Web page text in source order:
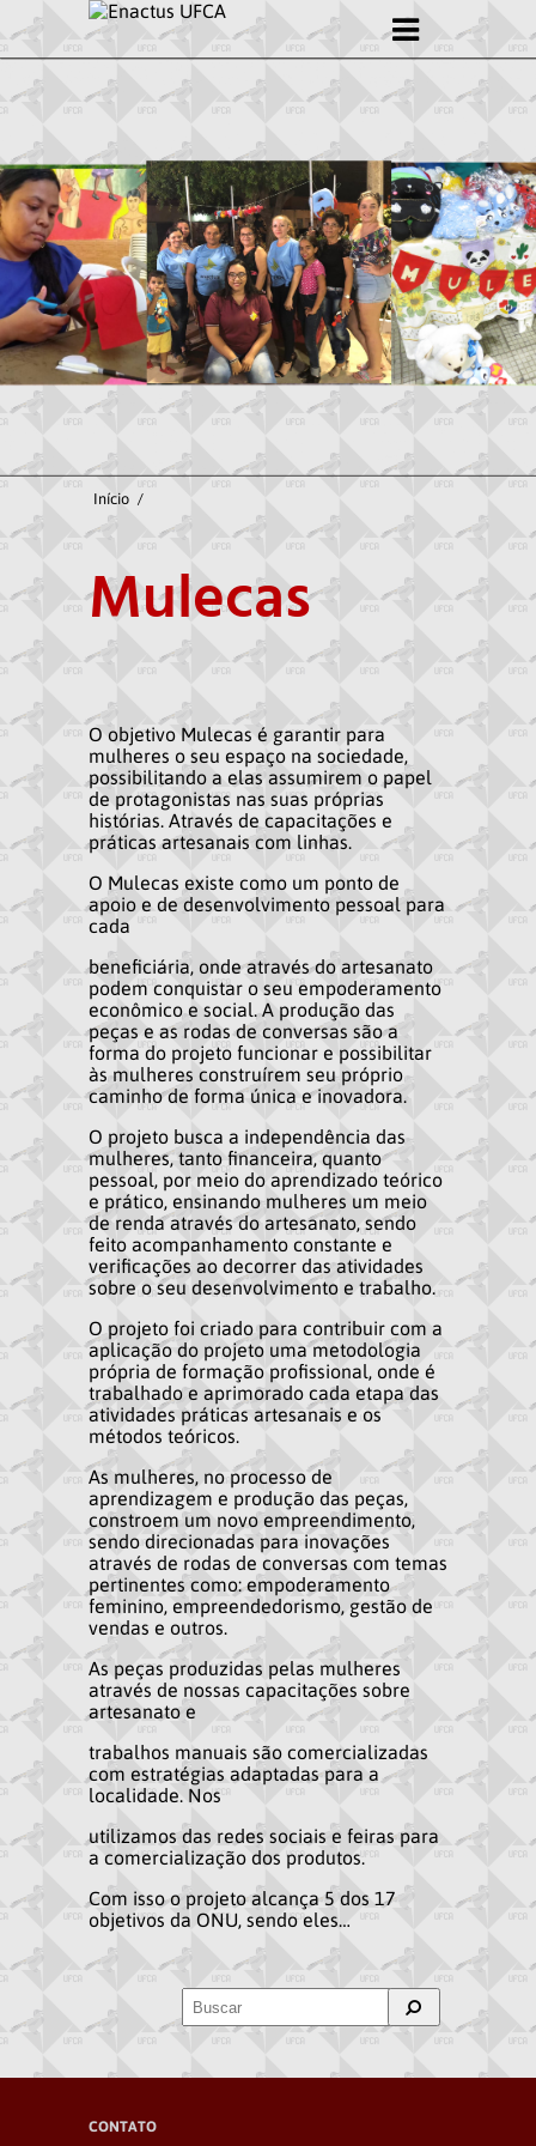
Quem somos
PROJETOS
Bio+
Mulecas
REDAE
PARCEIROS
Início /
Mulecas
O objetivo Mulecas é garantir para
mulheres o seu espaço na sociedade,
possibilitando a elas assumirem o papel
de protagonistas nas suas próprias
histórias. Através de capacitações e
práticas artesanais com linhas.
O Mulecas existe como um ponto de
apoio e de desenvolvimento pessoal para
cada
beneficiária, onde através do artesanato
podem conquistar o seu empoderamento
econômico e social. A produção das
peças e as rodas de conversas são a
forma do projeto funcionar e possibilitar
às mulheres construírem seu próprio
caminho de forma única e inovadora.
O projeto busca a independência das
mulheres, tanto financeira, quanto
pessoal, por meio do aprendizado teórico
e prático, ensinando mulheres um meio
de renda através do artesanato, sendo
feito acompanhamento constante e
verificações ao decorrer das atividades
sobre o seu desenvolvimento e trabalho.
O projeto foi criado para contribuir com a
aplicação do projeto uma metodologia
própria de formação profissional, onde é
trabalhado e aprimorado cada etapa das
atividades práticas artesanais e os
métodos teóricos.
As mulheres, no processo de
aprendizagem e produção das peças,
constroem um novo empreendimento,
sendo direcionadas para inovações
através de rodas de conversas com temas
pertinentes como: empoderamento
feminino, empreendedorismo, gestão de
vendas e outros.
As peças produzidas pelas mulheres
através de nossas capacitações sobre
artesanato e
trabalhos manuais são comercializadas
com estratégias adaptadas para a
localidade. Nos
utilizamos das redes sociais e feiras para
a comercialização dos produtos.
Com isso o projeto alcança 5 dos 17
objetivos da ONU, sendo eles…
CONTATO